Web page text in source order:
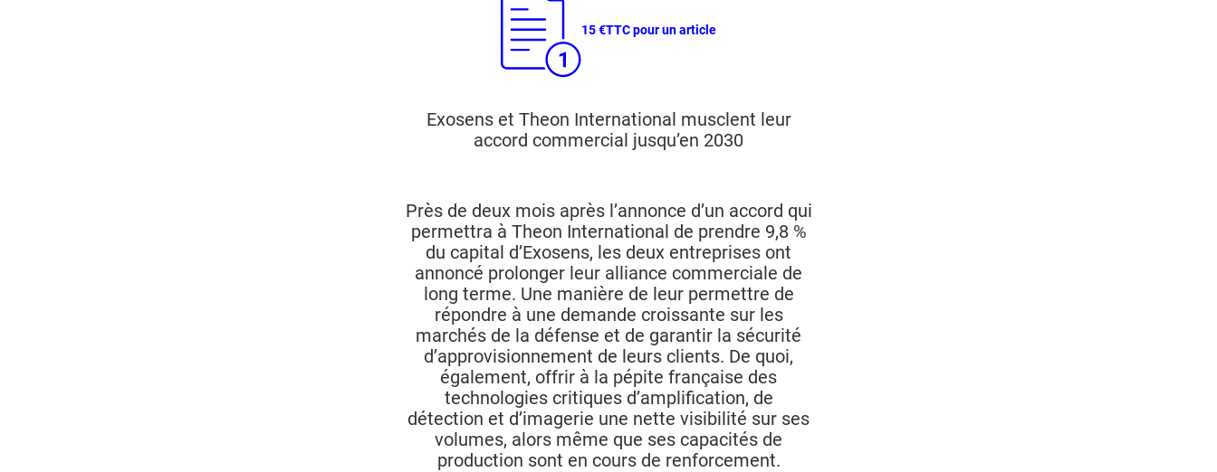
15 €TTC pour un article
Exosens et Theon International musclent leur
accord commercial jusqu’en 2030
Près de deux mois après l’annonce d’un accord qui
permettra à Theon International de prendre 9,8 %
du capital d’Exosens, les deux entreprises ont
annoncé prolonger leur alliance commerciale de
long terme. Une manière de leur permettre de
répondre à une demande croissante sur les
marchés de la défense et de garantir la sécurité
d’approvisionnement de leurs clients. De quoi,
également, offrir à la pépite française des
technologies critiques d’amplification, de
détection et d’imagerie une nette visibilité sur ses
volumes, alors même que ses capacités de
production sont en cours de renforcement.